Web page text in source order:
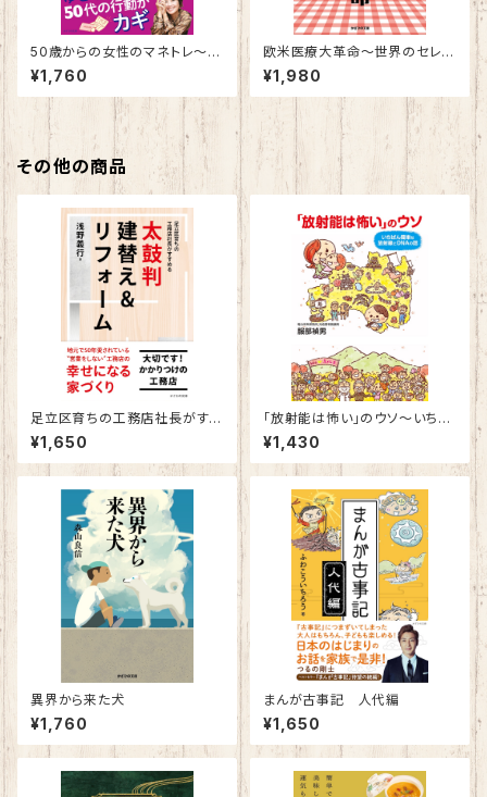
50歳からの女性のマネトレ～毎
日5分読むだけで10年後が変わ
る！～
¥1,760
欧米医療大革命～世界のセレブ
はなぜ肉を食べないのか～
¥1,980
その他の商品
足立区育ちの工務店社長がすす
める 太鼓判 建替え&リフォーム
¥1,650
「放射能は怖い」のウソ～いちば
ん簡単な放射線とDNAの話～
¥1,430
異界から来た犬
¥1,760
まんが古事記 人代編
¥1,650